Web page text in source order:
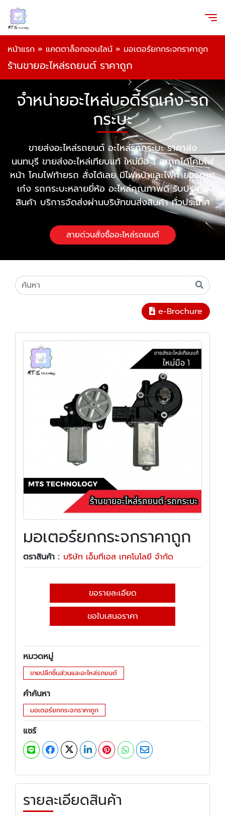
หน้าแรก » แคตตาล็อกออนไลน์ » มอเตอร์ยกกระจกราคาถูก
ร้านขายอะไหล่รถยนต์ ราคาถูก
จำหน่ายอะไหล่บอดี้รถเก๋ง-รถ
กระบะ
ขายส่งอะไหล่รถยนต์ อะไหล่รถกระบะ ราคาส่ง
นนทบุรี ขายส่งอะไหล่เทียบแท้ ใหม่มือ 1 อยากได้โคมไฟ
หน้า โคมไฟท้ายรถ สั่งได้เลย มีไฟหน้าและไฟท้ายของรถ
เก๋ง รถกระบะหลายยี่ห้อ อะไหล่คุณภาพดี รับประกัน
สินค้า บริการจัดส่งผ่านบริษัทขนส่งสินค้า ทั่วประเทศ
สายด่วนสั่งซื้ออะไหล่รถยนต์
e-Brochure
มอเตอร์ยกกระจกราคาถูก
ตราสินค้า : บริษัท เอ็มทีเอส เทคโนโลยี จำกัด
ขอรายละเอียด
ขอใบเสนอราคา
หมวดหมู่
ขายปลีกชิ้นส่วนและอะไหล่รถยนต์
คำค้นหา
มอเตอร์ยกกระจกราคาถูก
แชร์
รายละเอียดสินค้า